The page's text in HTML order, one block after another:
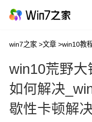
win7之家 >文章 >win10教
win10荒野
如何解决
歇性卡顿解